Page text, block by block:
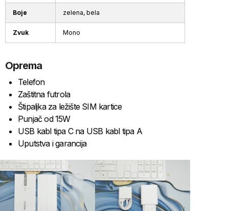
Boje zelena, bela
Zvuk Mono
Oprema
Telefon
Zaštitna futrola
Štipaljka za ležište SIM kartice
Punjač od 15W
USB kabl tipa C na USB kabl tipa A
Uputstva i garancija